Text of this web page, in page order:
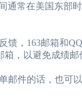
常在美国东部
，163邮箱和
，以避免成绩邮
件的话，也可